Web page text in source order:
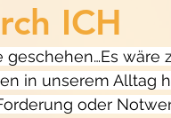
ICH
wäre
in unserem Alltag
oder